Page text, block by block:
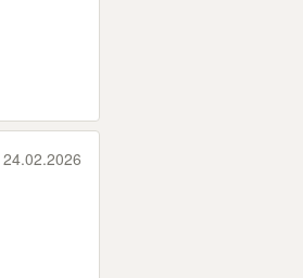
24.02.2026